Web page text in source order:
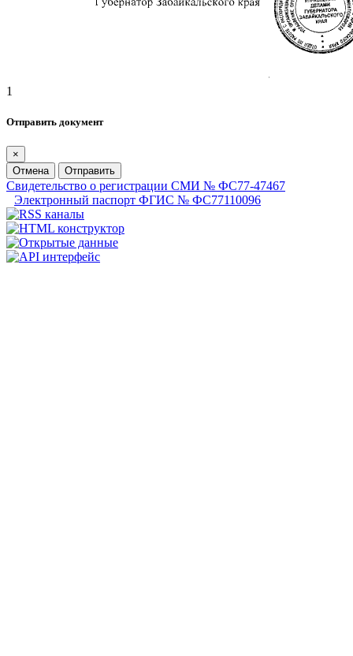
1
Отправить документ
×
Отмена
Отправить
Свидетельство о регистрации СМИ № ФС77-47467
Электронный паспорт ФГИС № ФС77110096